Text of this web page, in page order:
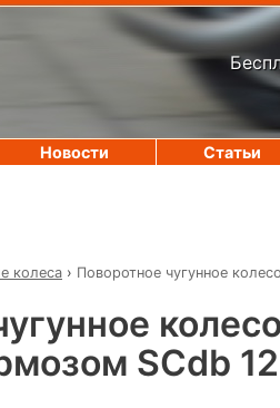
колеса › Поворотное чугунное
SCdb
Новости Статьи